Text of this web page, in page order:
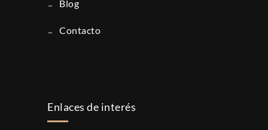
blog
contacto
Enlaces de interés